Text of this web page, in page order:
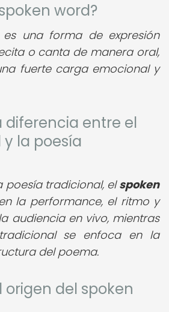
word?
una forma de expresión
o canta de manera oral,
fuerte carga emocional y
diferencia entre el
la poesía
poesía tradicional, elspoken
la performance, el ritmo y
audiencia en vivo, mientras
se enfoca en la
del poema.
origen del spoken